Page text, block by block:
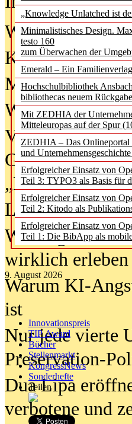
„Knowledge Unlatched ist
Minimalistisches Design.
testo 160
zum Überwachen der
Emerald – Ein
Hochschulbibliothek
bibliothecas neuem
Mit ZEDHIA der
Mitteleuropas auf der Spur
ZEDHIA – Das Onlineportal
und
Erfolgreicher Einsatz von
Teil 3: TYPO3 als Basis für
Erfolgreicher Einsatz von
Teil 2: Kitodo als
Erfolgreicher Einsatz von
Teil 1: Die BibApp als
9. August 2026
Innovationspreis
TIP Award
Bücher
Stellenmarkt
KongressNews
Sonderhefte
Teilen
Was
Kinder in der
Metadaten als
Wenn Bots
Von
Geisterjagd-
„Library of
Lesen als
Wie
wirklich erleben
Warum KI-
ist
Nur jede vierte
Preservation-
Dua Lipa
verbotene und